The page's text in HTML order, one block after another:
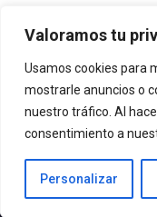
Valoramos tu
Usamos cookies para
mostrarle anuncios o
nuestro tráfico. Al
consentimiento a
Personalizar
Contacto.-
Teléfono: 952.80.24.44
Email: